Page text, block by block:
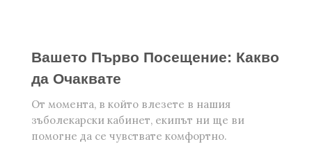
Вашето Първо Посещение: Какво
да Очаквате
От момента, в който влезете в нашия
зъболекарски кабинет, екипът ни ще ви
помогне да се чувствате комфортно.